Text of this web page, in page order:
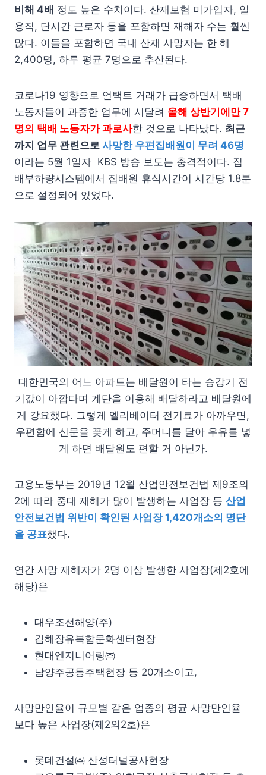
비해 4배 정도 높은 수치이다. 산재보험 미가입자, 일
용직, 단시간 근로자 등을 포함하면 재해자 수는 훨씬
많다. 이들을 포함하면 국내 산재 사망자는 한 해
2,400명, 하루 평균 7명으로 추산된다.
코로나19 영향으로 언택트 거래가 급증하면서 택배
노동자들이 과중한 업무에 시달려 올해 상반기에만 7
명의 택배 노동자가 과로사한 것으로 나타났다. 최근
까지 업무 관련으로 사망한 우편집배원이 무려 46명
이라는 5월 1일자 KBS 방송 보도는 충격적이다. 집
배부하량시스템에서 집배원 휴식시간이 시간당 1.8분
으로 설정되어 있었다.
대한민국의 어느 아파트는 배달원이 타는 승강기 전
기값이 아깝다며 계단을 이용해 배달하라고 배달원에
게 강요했다. 그렇게 엘리베이터 전기료가 아까우면,
우편함에 신문을 꽂게 하고, 주머니를 달아 우유를 넣
게 하면 배달원도 편할 거 아닌가.
고용노동부는 2019년 12월 산업안전보건법 제9조의
2에 따라 중대 재해가 많이 발생하는 사업장 등 산업
안전보건법 위반이 확인된 사업장 1,420개소의 명단
을 공표했다.
연간 사망 재해자가 2명 이상 발생한 사업장(제2호에
해당)은
대우조선해양(주)
김해장유복합문화센터현장
현대엔지니어링㈜
남양주공동주택현장 등 20개소이고,
사망만인율이 규모별 같은 업종의 평균 사망만인율
보다 높은 사업장(제2의2호)은
롯데건설㈜ 산성터널공사현장